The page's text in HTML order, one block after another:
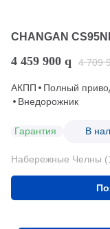
CHANGAN
4 459 900 q 4 709
АКПП Полный
Внедорожник
Гарантия В
Набережные Челны